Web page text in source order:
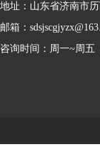
地址：山东省济南市
邮箱：
咨询时间：周一~周五